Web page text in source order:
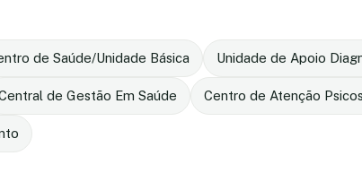
de Saúde/Unidade Básica Unidade de Apoio
de Gestão Em Saúde Centro de Atenção